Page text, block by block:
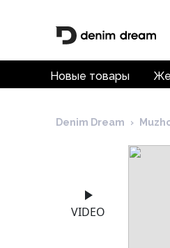
Новые товары
Denim Dream ›
VIDEO